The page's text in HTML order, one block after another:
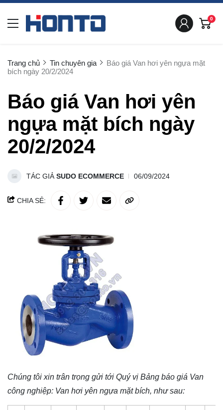
0
Trang chủ Tin chuyên gia
Báo giá Van hơi yên ngựa mặt
bích ngày 20/2/2024
Báo giá Van hơi yên
ngựa mặt bích ngày
20/2/2024
TÁC GIẢ SUDO ECOMMERCE 06/09/2024
CHIA SẺ:
Chúng tôi xin trân trọng gửi tới Quý vị Bảng báo giá Van
công nghiệp: Van hơi yên ngựa mặt bích, như sau: